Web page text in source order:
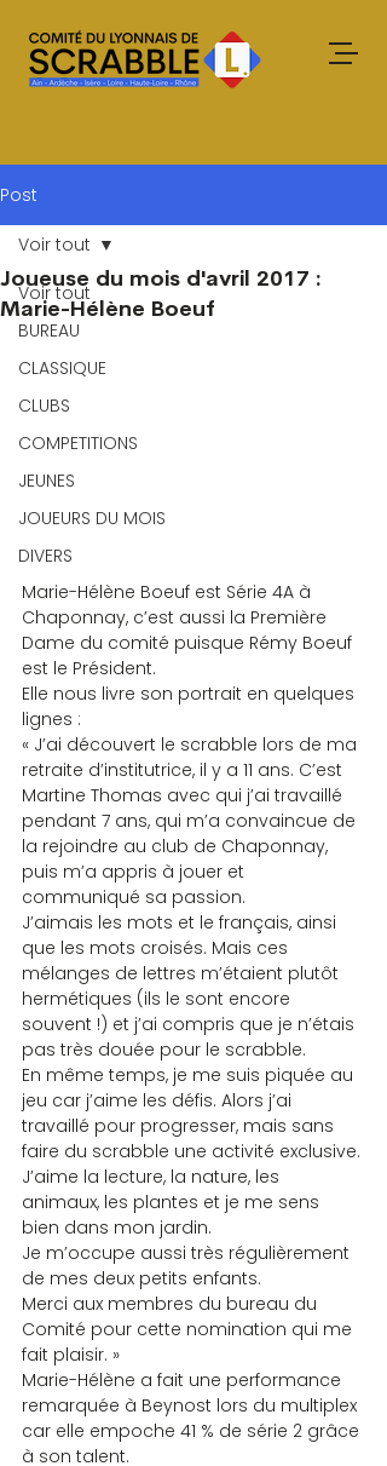
Post
Voir tout
BUREAU
CLASSIQUE
CLUBS
COMPETITIONS
JEUNES
JOUEURS DU MOIS
DIVERS
Voir tout
Joueuse du mois d'avril 2017 :
Marie-Hélène Boeuf
Marie-Hélène Boeuf est Série 4A à
Chaponnay, c’est aussi la Première
Dame du comité puisque Rémy Boeuf
est le Président.
Elle nous livre son portrait en quelques
lignes :
« J’ai découvert le scrabble lors de ma
retraite d’institutrice, il y a 11 ans. C’est
Martine Thomas avec qui j’ai travaillé
pendant 7 ans, qui m’a convaincue de
la rejoindre au club de Chaponnay,
puis m’a appris à jouer et
communiqué sa passion.
J’aimais les mots et le français, ainsi
que les mots croisés. Mais ces
mélanges de lettres m’étaient plutôt
hermétiques (ils le sont encore
souvent !) et j’ai compris que je n’étais
pas très douée pour le scrabble.
En même temps, je me suis piquée au
jeu car j’aime les défis. Alors j’ai
travaillé pour progresser, mais sans
faire du scrabble une activité exclusive.
J’aime la lecture, la nature, les
animaux, les plantes et je me sens
bien dans mon jardin.
Je m’occupe aussi très régulièrement
de mes deux petits enfants.
Merci aux membres du bureau du
Comité pour cette nomination qui me
fait plaisir. »
Marie-Hélène a fait une performance
remarquée à Beynost lors du multiplex
car elle empoche 41 % de série 2 grâce
à son talent.